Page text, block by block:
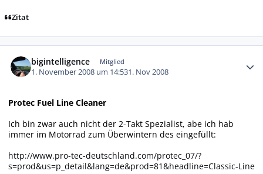
Zitat
bigintelligence Mitglied
1. November 2008 um 14:531. Nov 2008
Protec Fuel Line Cleaner
Ich bin zwar auch nicht der 2-Takt Spezialist, abe ich hab
immer im Motorrad zum Überwintern des eingefüllt:
http://www.pro-tec-deutschland.com/protec_07/?
s=prod&us=p_detail&lang=de&prod=81&headline=Classic-Line